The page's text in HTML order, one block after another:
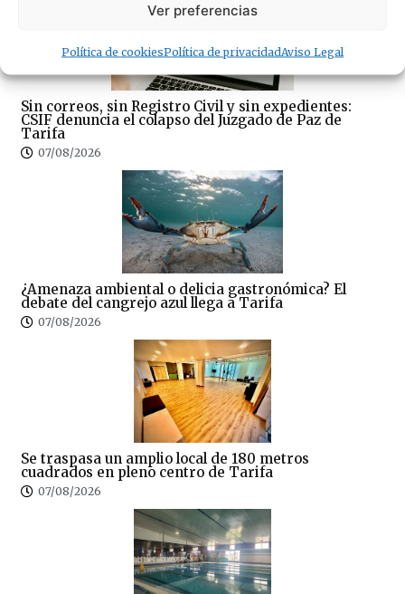
Ver preferencias
Política de cookiesPolítica de privacidadAviso Legal
Sin correos, sin Registro Civil y sin expedientes:
CSIF denuncia el colapso del Juzgado de Paz de
Tarifa
07/08/2026
¿Amenaza ambiental o delicia gastronómica? El
debate del cangrejo azul llega a Tarifa
07/08/2026
Se traspasa un amplio local de 180 metros
cuadrados en pleno centro de Tarifa
07/08/2026